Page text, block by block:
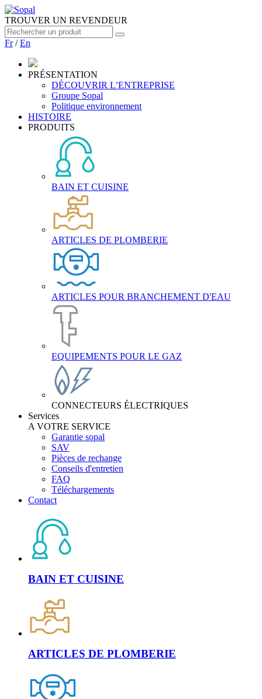
TROUVER UN REVENDEUR
Fr/En
PRÉSENTATION
DÉCOUVRIR L’ENTREPRISE
Groupe Sopal
Politique environnement
HISTOIRE
PRODUITS
BAIN ET CUISINE
ARTICLES DE PLOMBERIE
ARTICLES POUR BRANCHEMENT D'EAU
EQUIPEMENTS POUR LE GAZ
CONNECTEURS ÉLECTRIQUES
Services
A VOTRE SERVICE
Garantie sopal
SAV
Pièces de rechange
Conseils d'entretien
FAQ
Téléchargements
Contact
BAIN ET CUISINE
ARTICLES DE PLOMBERIE